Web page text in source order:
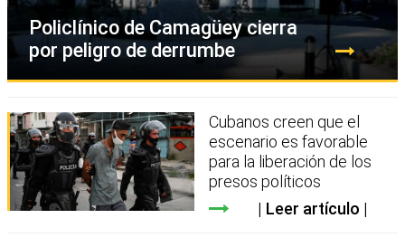
Policlínico de Camagüey cierra
por peligro de derrumbe
Cubanos creen que el
escenario es favorable
para la liberación de los
presos políticos
Leer artículo